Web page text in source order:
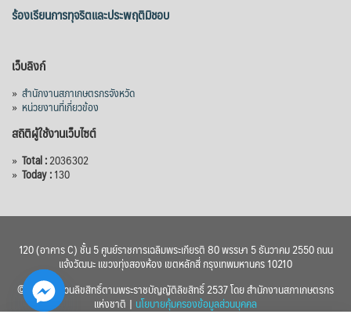
ร้องเรียนการทุจริตและประพฤติมิชอบ
เว็บลิงก์
» สำนักงานสภาเกษตรกรจังหวัด
» หน่วยงานที่เกี่ยวข้อง
สถิติผู้ใช้งานเว็บไซต์
» Total :2036302
» Today :130
120 (อาคาร C) ชั้น 5 ศูนย์ราชการเฉลิมพระเกียรติ 80 พรรษา 5 ธันวาคม 2550 ถนน
แจ้งวัฒนะ แขวงทุ่งสองห้อง เขตหลักสี่ กรุงเทพมหานคร 10210
© 2560 สงวนลิขสิทธิ์ตามพระราชบัญญัติลิขสิทธิ์ 2537 โดย สำนักงานสภาเกษตรกร
แห่งชาติ | นโยบายคุ้มครองข้อมูลส่วนบุคคล